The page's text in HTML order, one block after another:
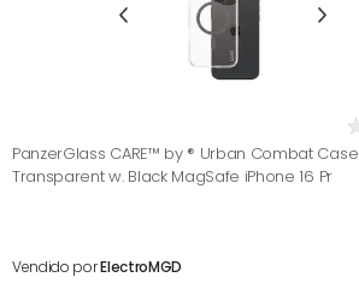
PanzerGlass CARE™ by ® Urban Combat Case
Transparent w. Black MagSafe iPhone 16 Pr
Vendido porElectroMGD